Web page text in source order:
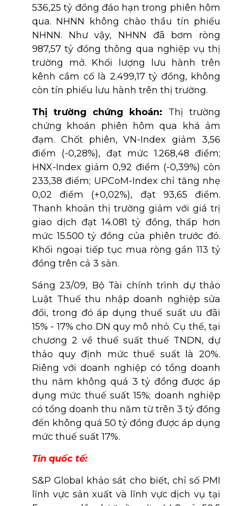
536,25 tỷ đồng đáo hạn trong phiên hôm
qua. NHNN không chào thầu tín phiếu
NHNN. Như vậy, NHNN đã bơm ròng
987,57 tỷ đồng thông qua nghiệp vụ thị
trường mở. Khối lượng lưu hành trên
kênh cầm cố là 2.499,17 tỷ đồng, không
còn tín phiếu lưu hành trên thị trường.
Thị trường chứng khoán: Thị trường
chứng khoán phiên hôm qua khá ảm
đạm. Chốt phiên, VN-Index giảm 3,56
điểm (-0,28%), đạt mức 1.268,48 điểm;
HNX-Index giảm 0,92 điểm (-0,39%) còn
233,38 điểm; UPCoM-Index chỉ tăng nhẹ
0,02 điểm (+0,02%), đạt 93,65 điểm.
Thanh khoản thị trường giảm với giá trị
giao dịch đạt 14.081 tỷ đồng, thấp hơn
mức 15.500 tỷ đồng của phiên trước đó.
Khối ngoại tiếp tục mua ròng gần 113 tỷ
đồng trên cả 3 sàn.
Sáng 23/09, Bộ Tài chính trình dự thảo
Luật Thuế thu nhập doanh nghiệp sửa
đổi, trong đó áp dụng thuế suất ưu đãi
15% - 17% cho DN quy mô nhỏ. Cụ thể, tại
chương 2 về thuế suất thuế TNDN, dự
thảo quy định mức thuế suất là 20%.
Riêng với doanh nghiệp có tổng doanh
thu năm không quá 3 tỷ đồng được áp
dụng mức thuế suất 15%; doanh nghiệp
có tổng doanh thu năm từ trên 3 tỷ đồng
đến không quá 50 tỷ đồng được áp dụng
mức thuế suất 17%.
Tin quốc tế:
S&P Global khảo sát cho biết, chỉ số PMI
lĩnh vực sản xuất và lĩnh vực dịch vụ tại